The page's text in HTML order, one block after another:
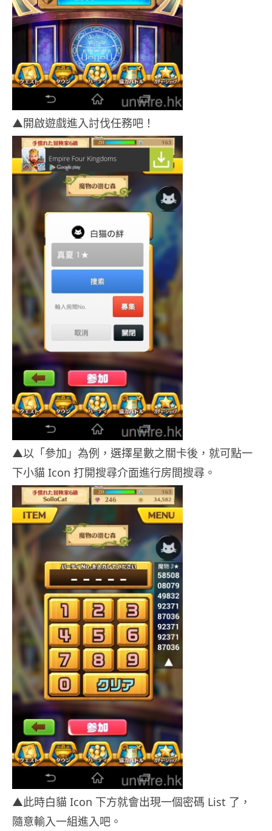
▲開啟遊戲進入討伐任務吧！
▲以「參加」為例，選擇星數之關卡後，就可點一
下小貓 Icon 打開搜尋介面進行房間搜尋。
▲此時白貓 Icon 下方就會出現一個密碼 List 了，
隨意輸入一組進入吧。